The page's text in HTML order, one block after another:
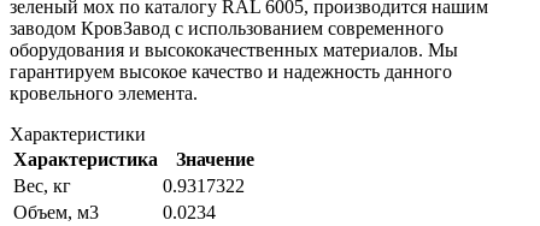
зеленый мох по каталогу RAL 6005, производится нашим
заводом КровЗавод с использованием современного
оборудования и высококачественных материалов. Мы
гарантируем высокое качество и надежность данного
кровельного элемента.
Характеристики
Характеристика
Значение
Вес, кг
0.9317322
Объем, м3
0.0234